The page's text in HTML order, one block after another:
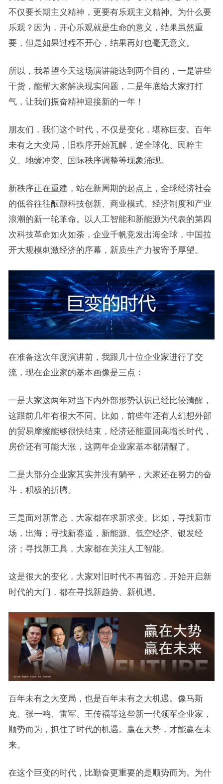
不仅要长期主义精神，更要有乐观主义精神。为什么要
乐观？因为，开心乐观就是生命的意义，结果虽然重
要，但是如果过程不开心，结果再好也毫无意义。
所以，我希望今天这场演讲能达到两个目的，一是讲些
干货，能帮大家解决现实问题，二是年底给大家打打
气，让我们振奋精神迎接新的一年！
朋友们，我们这个时代，不仅是变化，堪称巨变。百年
未有之大变局，旧秩序开始瓦解，逆全球化、民粹主
义、地缘冲突、国际秩序调整等现象涌现。
新秩序正在重建，站在新周期的起点上，全球经济社会
的低谷往往酝酿科技创新、商业模式、经济制度和产业
浪潮的新一轮革命。以人工智能和新能源为代表的第四
次科技革命如火如荼，企业千帆竞发出海全球，中国拉
开大规模刺激经济的序幕，新质生产力被寄予厚望。
在准备这次年度演讲前，我跟几十位企业家进行了交
流，现在企业家的基本画像是三点：
一是大家这两年对当下内外部形势认识已经比较清醒，
这跟前几年有很大不同。比如，前些年还有人幻想外部
的贸易摩擦能够很快结束，经济还能重回高增长时代，
房价还有可能大涨，这两年企业家基本都清醒了。
二是大部分企业家其实并没有躺平，大家还在努力的奋
斗，积极的折腾。
三是面对新常态，大家都在求新求变。比如，寻找新市
场，出海；寻找新赛道，新能源、低空经济、银发经
济；寻找新工具，大家都在关注人工智能。
这是很大的变化，大家对旧时代不再留恋，开始开启新
时代的大门，都在寻找新趋势、新机遇。
百年未有之大变局，也是百年未有之大机遇。像马斯
克、张一鸣、雷军、王传福等这些新一代领军企业家，
顺势而为，抓住了时代的机遇。赢在大势，才能赢在未
来。
在这个巨变的时代，比勤奋更重要的是顺势而为。为什